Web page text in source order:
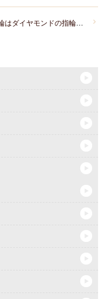
婚約指輪はダイヤモンドの指輪じゃないとダメなんですか？